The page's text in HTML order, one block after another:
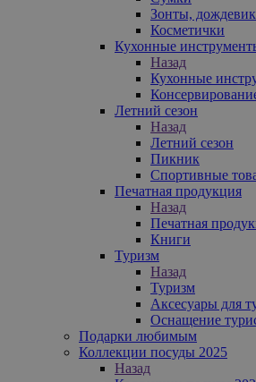
Зонты,
Косметички
Кухонные
Назад
Кухонные
Летний сезон
Назад
Летний сезон
Пикник
Спортивные
Печатная продукция
Назад
Печатная
Книги
Туризм
Назад
Туризм
Аксесуары для
Оснащение
Подарки любимым
Коллекции посуды 2025
Назад